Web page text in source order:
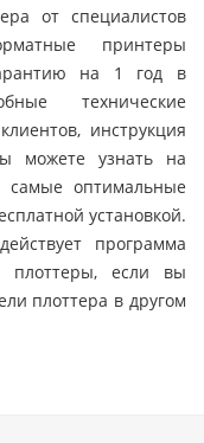
от специалистов
принтеры
на 1 год в
технические
инструкция
можете узнать на
оптимальные
установкой.
программа
плоттеры, если вы
плоттера в другом